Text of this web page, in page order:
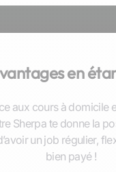
en
aux cours à domicile
Sherpa te donne la
un job régulier,
bien payé !